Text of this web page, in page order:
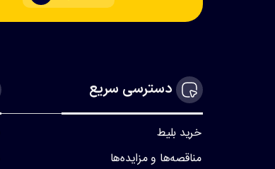
دسترسی سریع
خرید بلیط
مناقصه‌ها و مزایده‌ها